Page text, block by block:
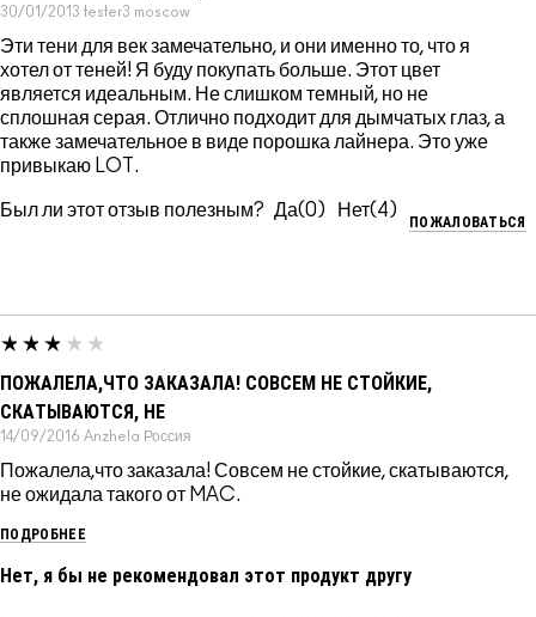
30/01/2013 tester3 moscow
Эти тени для век замечательно, и они именно то, что я
хотел от теней! Я буду покупать больше. Этот цвет
является идеальным. Не слишком темный, но не
сплошная серая. Отлично подходит для дымчатых глаз, а
также замечательное в виде порошка лайнера. Это уже
привыкаю LOT.
Был ли этот отзыв полезным? 0 4
ПОЖАЛОВАТЬСЯ
ПОЖАЛЕЛА,ЧТО ЗАКАЗАЛА! СОВСЕМ НЕ СТОЙКИЕ,
СКАТЫВАЮТСЯ, НЕ
14/09/2016 Anzhela Россия
Пожалела,что заказала! Совсем не стойкие, скатываются,
не ожидала такого от MAC.
ПОДРОБНЕЕ
Нет, я бы не рекомендовал этот продукт другу